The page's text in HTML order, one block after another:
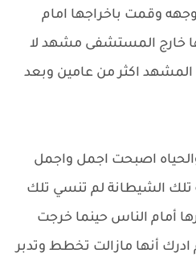
وقمت باخراجها امام
خارج المستشفى مشهد لا
اكثر من عامين وبعد
اصبحت اجمل واجمل
تلك الشيطانة لم تنسي تلك
أمام الناس حينما خرجت
أنها مازالت تخطط وتدبر